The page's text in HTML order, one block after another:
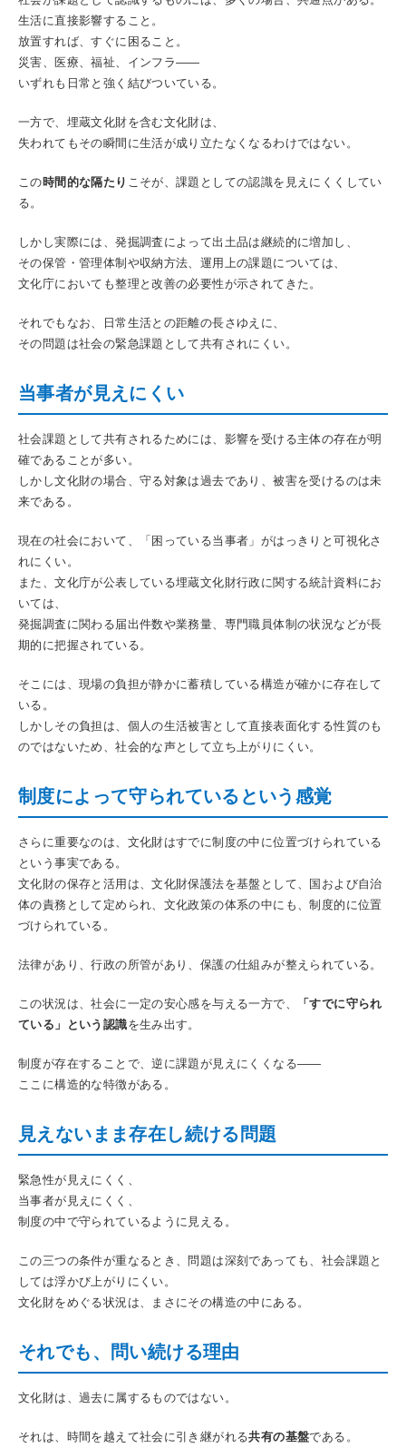
生活に直接影響すること。
放置すれば、すぐに困ること。
災害、医療、福祉、インフラ――
いずれも日常と強く結びついている。
一方で、埋蔵文化財を含む文化財は、
失われてもその瞬間に生活が成り立たなくなるわけではない。
この 時間的な隔たり こそが、課題としての認識を見えにくくしてい
る。
しかし実際には、発掘調査によって出土品は継続的に増加し、
その保管・管理体制や収納方法、運用上の課題については、
文化庁においても整理と改善の必要性が示されてきた。
それでもなお、日常生活との距離の長さゆえに、
その問題は社会の緊急課題として共有されにくい。
当事者が見えにくい
社会課題として共有されるためには、影響を受ける主体の存在が明
確であることが多い。
しかし文化財の場合、守る対象は過去であり、被害を受けるのは未
来である。
現在の社会において、「困っている当事者」がはっきりと可視化さ
れにくい。
また、文化庁が公表している埋蔵文化財行政に関する統計資料にお
いては、
発掘調査に関わる届出件数や業務量、専門職員体制の状況などが長
期的に把握されている。
そこには、現場の負担が静かに蓄積している構造が確かに存在して
いる。
しかしその負担は、個人の生活被害として直接表面化する性質のも
のではないため、社会的な声として立ち上がりにくい。
制度によって守られているという感覚
さらに重要なのは、文化財はすでに制度の中に位置づけられている
という事実である。
文化財の保存と活用は、文化財保護法を基盤として、国および自治
体の責務として定められ、文化政策の体系の中にも、制度的に位置
づけられている。
法律があり、行政の所管があり、保護の仕組みが整えられている。
この状況は、社会に一定の安心感を与える一方で、
「すでに守られ
ている」という認識を生み出す。
制度が存在することで、逆に課題が見えにくくなる――
ここに構造的な特徴がある。
見えないまま存在し続ける問題
緊急性が見えにくく、
当事者が見えにくく、
制度の中で守られているように見える。
この三つの条件が重なるとき、問題は深刻であっても、社会課題と
しては浮かび上がりにくい。
文化財をめぐる状況は、まさにその構造の中にある。
それでも、問い続ける理由
文化財は、過去に属するものではない。
それは、時間を越えて社会に引き継がれる共有の基盤である。